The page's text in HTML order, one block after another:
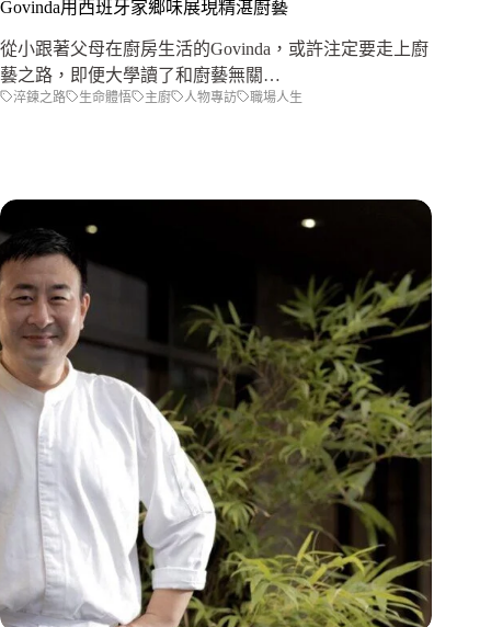
Govinda用西班牙家鄉味展現精湛廚藝
從小跟著父母在廚房生活的Govinda，或許注定要走上廚
藝之路，即便大學讀了和廚藝無關…
淬鍊之路 生命體悟 主廚 人物專訪 職場人生